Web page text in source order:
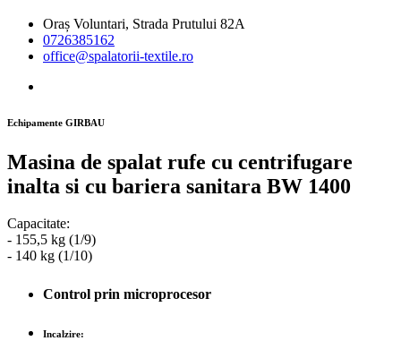
Oraș Voluntari, Strada Prutului 82A
0726385162
office@spalatorii-textile.ro
Echipamente GIRBAU
Masina de spalat rufe cu centrifugare
inalta si cu bariera sanitara BW 1400
Capacitate:
- 155,5 kg (1/9)
- 140 kg (1/10)
Control prin microprocesor
Incalzire: